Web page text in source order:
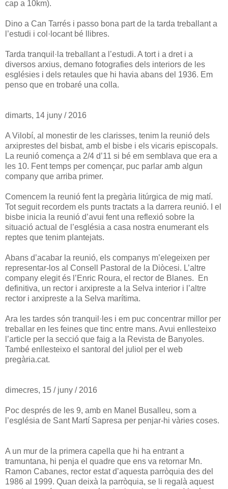
cap a 10km).
Dino a Can Tarrés i passo bona part de la tarda treballant a
l’estudi i col·locant bé llibres.
Tarda tranquil·la treballant a l’estudi. A tort i a dret i a
diversos arxius, demano fotografies dels interiors de les
esglésies i dels retaules que hi havia abans del 1936. Em
penso que en trobaré una colla.
dimarts, 14 juny / 2016
A Vilobí, al monestir de les clarisses, tenim la reunió dels
arxiprestes del bisbat, amb el bisbe i els vicaris episcopals.
La reunió comença a 2/4 d’11 si bé em semblava que era a
les 10. Fent temps per començar, puc parlar amb algun
company que arriba primer.
Comencem la reunió fent la pregària litúrgica de mig matí.
Tot seguit recordem els punts tractats a la darrera reunió. I el
bisbe inicia la reunió d’avui fent una reflexió sobre la
situació actual de l’església a casa nostra enumerant els
reptes que tenim plantejats.
Abans d’acabar la reunió, els companys m’elegeixen per
representar-los al Consell Pastoral de la Diòcesi. L’altre
company elegit és l’Enric Roura, el rector de Blanes. En
definitiva, un rector i arxipreste a la Selva interior i l’altre
rector i arxipreste a la Selva marítima.
Ara les tardes són tranquil·les i em puc concentrar millor per
treballar en les feines que tinc entre mans. Avui enllesteixo
l’article per la secció que faig a la Revista de Banyoles.
També enllesteixo el santoral del juliol per el web
pregària.cat.
dimecres, 15 / juny / 2016
Poc després de les 9, amb en Manel Busalleu, som a
l’església de Sant Martí Sapresa per penjar-hi vàries coses.
A un mur de la primera capella que hi ha entrant a
tramuntana, hi penja el quadre que ens va retornar Mn.
Ramon Cabanes, rector estat d’aquesta parròquia des del
1986 al 1999. Quan deixà la parròquia, se li regalà aquest